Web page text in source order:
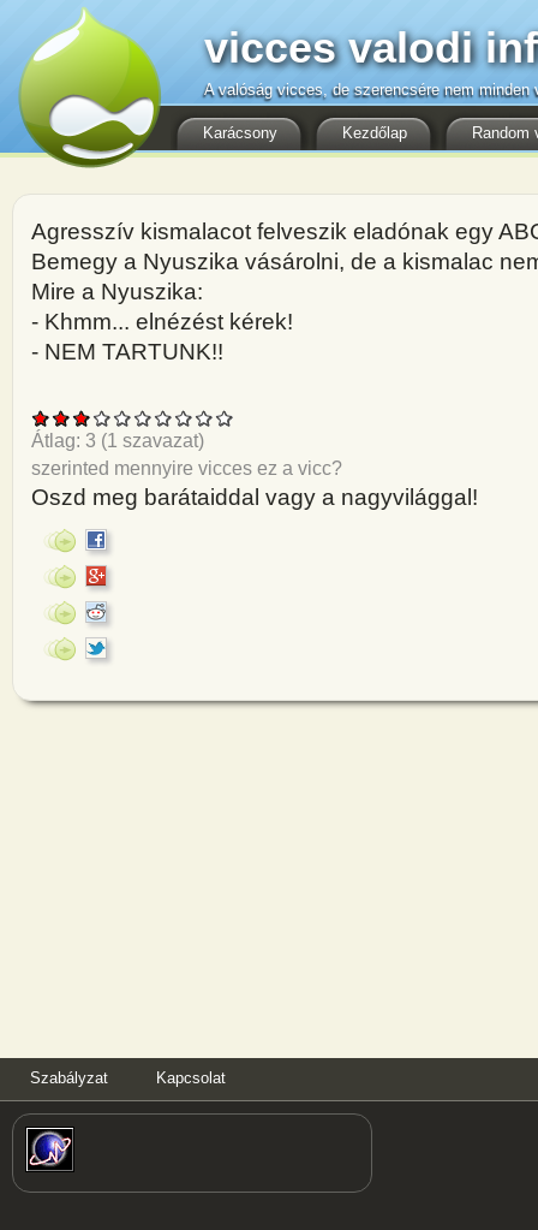
Karácsony Kezdőlap Random
vicces valodi
A valóság vicces, de szerencsére nem minden
Agresszív kismalacot felveszik eladónak egy
Bemegy a Nyuszika vásárolni, de a kismalac
Mire a Nyuszika:
- Khmm... elnézést kérek!
- NEM TARTUNK!!
Átlag: 3 (1 szavazat)
szerinted mennyire vicces ez a vicc?
Oszd meg barátaiddal vagy a nagyvilággal!
Szabályzat Kapcsolat